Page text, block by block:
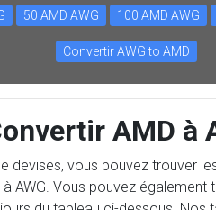
50 AMD AWG 100 AMD AWG
Convertir AWG to AMD
AMD à
devises, vous pouvez trouver
AWG. Vous pouvez également